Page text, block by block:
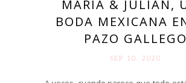
MARÍA & JULIÁN,
BODA MEXICANA
PAZO GALLEGO
SEP 10. 2020